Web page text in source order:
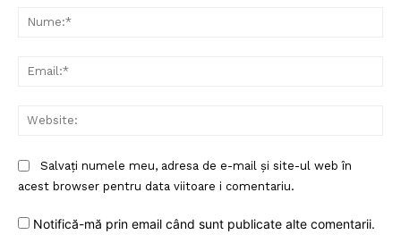
Rețea
Salvați numele meu, adresa de e-mail și site-ul web în
acest browser pentru data viitoare i comentariu.
Notifică-mă prin email când sunt publicate alte comentarii.